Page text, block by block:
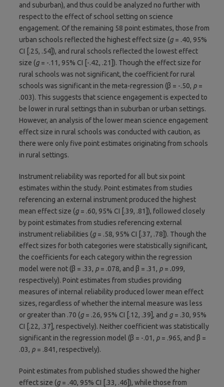
and suburban), and thus could be analyzed no further with
respect to the effect of school setting on science
engagement. Of the remaining 58 point estimates, those from
urban schools reflected the highest effect size (g = .40, 95%
CI [.25, .54]), and rural schools reflected the lowest effect
size (g = -.11, 95% CI [-.42, .21]). Though the effect size for
rural schools was not significant, the coefficient for rural
schools was significant in the meta-regression (β = -.50, p =
.003). This suggests that science engagement is expected to
be lower in rural settings than in suburban or urban settings.
However, an analysis of the lower mean science engagement
effect size in rural schools was conducted with caution, as
there were only five point estimates originating from schools
in rural settings.
Instrument reliability was reported for all but six point
estimates within the study. Point estimates from studies
referencing an external instrument produced the highest
mean effect size (g = .60, 95% CI [.39, .81]), followed closely
by point estimates from studies referencing external
instrument reliabilities (g = .58, 95% CI [.37, .78]). Though the
effect sizes for both categories were statistically significant,
the coefficients for each category within the regression
model were not (β = .33, p = .078, and β = .31, p = .099,
respectively). Point estimates from studies providing
measures of internal reliability produced lower mean effect
sizes, regardless of whether the internal measure was less
or greater than .70 (g = .26, 95% CI [.12, .39], and g = .30, 95%
CI [.22, .37], respectively). Neither coefficient was statistically
significant in the regression model (β = -.01, p = .965, and β =
.03, p = .841, respectively).
Point estimates from published studies showed the higher
effect size (g = .40, 95% CI [.33, .46]), while those from